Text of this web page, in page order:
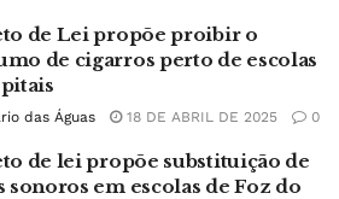
de Lei propõe proibir o
de cigarros perto de escolas
das Águas 18 DE ABRIL DE 2025 0
de lei propõe substituição de
sonoros em escolas de Foz do